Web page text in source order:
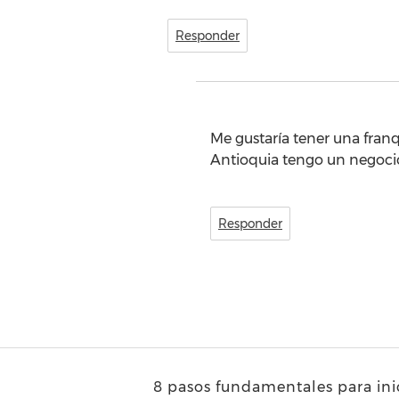
Responder
Me gustaría tener una
Antioquia tengo un
Responder
8 pasos fundamentales para